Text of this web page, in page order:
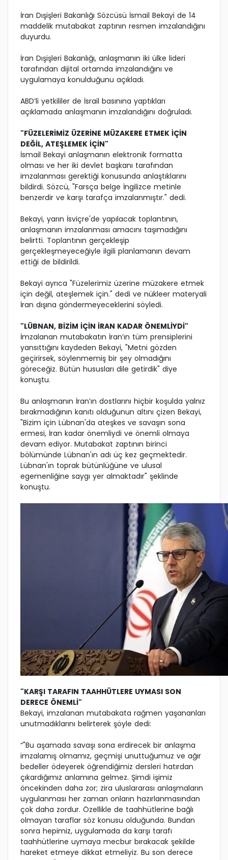
İran Dışişleri Bakanlığı Sözcüsü İsmail Bekayi de 14
maddelik mutabakat zaptının resmen imzalandığını
duyurdu.
İran Dışişleri Bakanlığı, anlaşmanın iki ülke lideri
tarafından dijital ortamda imzalandığını ve
uygulamaya konulduğunu açıkladı.
ABD’li yetkililer de İsrail basınına yaptıkları
açıklamada anlaşmanın imzalandığını doğruladı.
"FÜZELERİMİZ ÜZERİNE MÜZAKERE ETMEK İÇİN
DEĞİL, ATEŞLEMEK İÇİN"
İsmail Bekayi anlaşmanın elektronik formatta
olması ve her iki devlet başkanı tarafından
imzalanması gerektiği konusunda anlaştıklarını
bildirdi. Sözcü, "Farsça belge İngilizce metinle
benzerdir ve karşı tarafça imzalanmıştır." dedi.
Bekayi, yarın İsviçre'de yapılacak toplantının,
anlaşmanın imzalanması amacını taşımadığını
belirtti. Toplantının gerçekleşip
gerçekleşmeyeceğiyle ilgili planlamanın devam
ettiği de bildirildi.
Bekayi ayrıca "Füzelerimiz üzerine müzakere etmek
için değil, ateşlemek için." dedi ve nükleer materyali
İran dışına göndermeyeceklerini söyledi.
"LÜBNAN, BİZİM İÇİN İRAN KADAR ÖNEMLİYDİ"
İmzalanan mutabakatın İran’ın tüm prensiplerini
yansıttığını kaydeden Bekayi, "Metni gözden
geçirirsek, söylenmemiş bir şey olmadığını
göreceğiz. Bütün hususları dile getirdik" diye
konuştu.
Bu anlaşmanın İran’ın dostlarını hiçbir koşulda yalnız
bırakmadığının kanıtı olduğunun altını çizen Bekayi,
"Bizim için Lübnan'da ateşkes ve savaşın sona
ermesi, İran kadar önemliydi ve önemli olmaya
devam ediyor. Mutabakat zaptının birinci
bölümünde Lübnan'ın adı üç kez geçmektedir.
Lübnan'ın toprak bütünlüğüne ve ulusal
egemenliğine saygı yer almaktadır" şeklinde
konuştu.
"KARŞI TARAFIN TAAHHÜTLERE UYMASI SON
DERECE ÖNEMLİ"
Bekayi, imzalanan mutabakata rağmen yaşananları
unutmadıklarını belirterek şöyle dedi:
“"Bu aşamada savaşı sona erdirecek bir anlaşma
imzalamış olmamız, geçmişi unuttuğumuz ve ağır
bedeller ödeyerek öğrendiğimiz dersleri hatırdan
çıkardığımız anlamına gelmez. Şimdi işimiz
öncekinden daha zor; zira uluslararası anlaşmaların
uygulanması her zaman onların hazırlanmasından
çok daha zordur. Özellikle de taahhütlerine bağlı
olmayan taraflar söz konusu olduğunda. Bundan
sonra hepimiz, uygulamada da karşı tarafı
taahhütlerine uymaya mecbur bırakacak şekilde
hareket etmeye dikkat etmeliyiz. Bu son derece